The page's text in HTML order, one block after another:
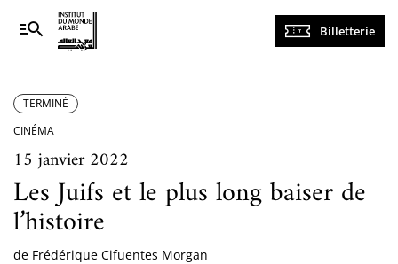
Navigation
principale
Billetterie
TERMINÉ
CINÉMA
15 janvier 2022
Les Juifs et le plus long baiser de
l’histoire
de Frédérique Cifuentes Morgan